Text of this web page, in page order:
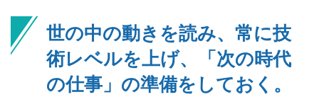
世の中の動きを読み、常に技
術レベルを上げ、「次の時代
の仕事」の準備をしておく。